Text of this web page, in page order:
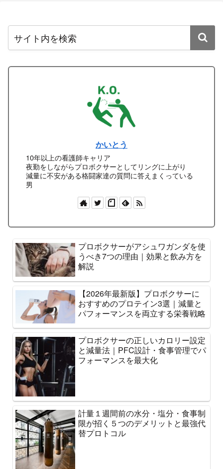
かいとう
10年以上の看護師キャリア
夜勤をしながらプロボクサーとしてリングに上がり
減量に不安がある格闘家達の質問に答えまくっている
男
プロボクサーがアシュワガンダを使
うべき7つの理由｜効果と飲み方を
解説
【2026年最新版】プロボクサーに
おすすめのプロテイン3選｜減量と
パフォーマンスを両立する栄養戦略
プロボクサーの正しいカロリー設定
と減量法｜PFC設計・食事管理でパ
フォーマンスを最大化
計量１週間前の水分・塩分・食事制
限が招く５つのデメリットと最強代
替プロトコル